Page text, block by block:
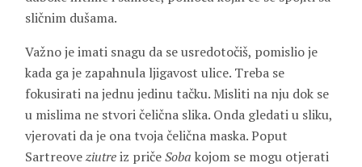
sličnim dušama.
Važno je imati snagu da se usredotočiš, pomislio je
kada ga je zapahnula ljigavost ulice. Treba se
fokusirati na jednu jedinu tačku. Misliti na nju dok se
u mislima ne stvori čelična slika. Onda gledati u sliku,
vjerovati da je ona tvoja čelična maska. Poput
Sartreoveziutreiz pričeSoba kojom se mogu otjerati